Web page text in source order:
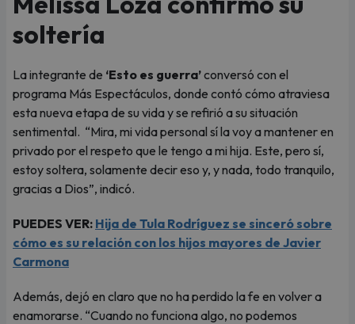
soltería
La integrante de ‘Esto es guerra’conversó con el
programa Más Espectáculos, donde contó cómo atraviesa
esta nueva etapa de su vida y se refirió a su situación
sentimental. “Mira, mi vida personal sí la voy a mantener en
privado por el respeto que le tengo a mi hija. Este, pero sí,
estoy soltera, solamente decir eso y, y nada, todo tranquilo,
gracias a Dios”, indicó.
PUEDES VER: Hija de Tula Rodríguez se sinceró sobre
cómo es su relación con los hijos mayores de Javier
Carmona
Además, dejó en claro que no ha perdido la fe en volver a
enamorarse. “Cuando no funciona algo, no podemos